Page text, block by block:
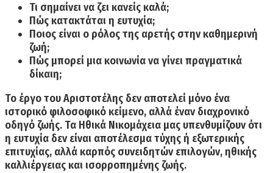
Τι σημαίνει να ζει κανείς καλά;
Πώς κατακτάται η ευτυχία;
Ποιος είναι ο ρόλος της αρετής στην καθημερινή
ζωή;
Πώς μπορεί μια κοινωνία να γίνει πραγματικά
δίκαιη;
Το έργο του Αριστοτέλης δεν αποτελεί μόνο ένα
ιστορικό φιλοσοφικό κείμενο, αλλά έναν διαχρονικό
οδηγό ζωής. Τα Ηθικά Νικομάχεια μας υπενθυμίζουν ότι
η ευτυχία δεν είναι αποτέλεσμα τύχης ή εξωτερικής
επιτυχίας, αλλά καρπός συνειδητών επιλογών, ηθικής
καλλιέργειας και ισορροπημένης ζωής.